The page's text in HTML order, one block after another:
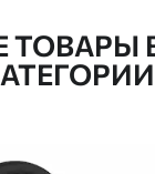
ТОВАРЫ